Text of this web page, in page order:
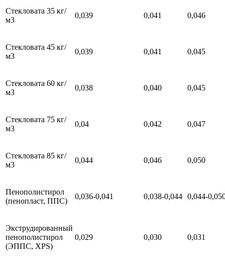
Стекловата 35 кг/
м3
0,039 0,041 0,046
Стекловата 45 кг/
м3
0,039 0,041 0,045
Стекловата 60 кг/
м3
0,038 0,040 0,045
Стекловата 75 кг/
м3
0,04 0,042 0,047
Стекловата 85 кг/
м3
0,044 0,046 0,050
Пенополистирол
(пенопласт, ППС)
0,036-0,041 0,038-0,044 0,044-
Экструдированный
пенополистирол
(ЭППС, XPS)
0,029 0,030 0,031